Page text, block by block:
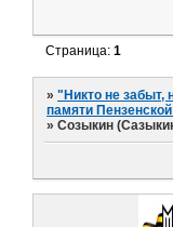
Страница:1
»"Никто не забыт,
памяти
»Созыкин